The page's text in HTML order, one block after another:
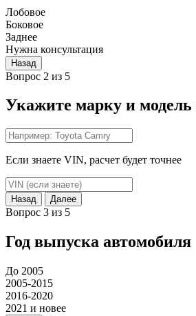
Лобовое
Боковое
Заднее
Нужна консультация
Назад
Вопрос 2 из 5
Укажите марку и модель
Если знаете VIN, расчет будет точнее
Назад Далее
Вопрос 3 из 5
Год выпуска автомобиля
До 2005
2005-2015
2016-2020
2021 и новее